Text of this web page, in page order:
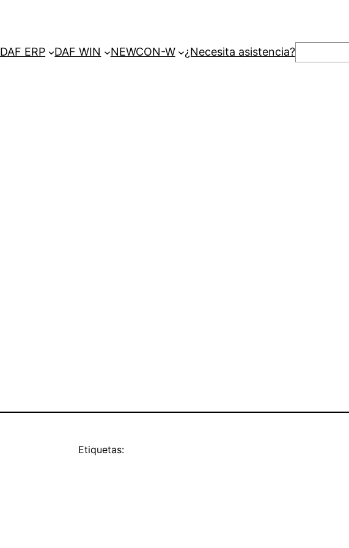
DAF ERP DAF WIN NEWCON-W ¿Necesita asistencia?Buscar
Etiquetas: